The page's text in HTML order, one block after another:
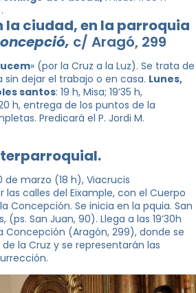
la ciudad, en la parroquia
c/ Aragó, 299
» (por la Cruz a la Luz). Se trata de
sin dejar el trabajo o en casa. Lunes,
santos: 19 h, Misa; 19’35 h,
h, entrega de los puntos de la
Predicará el P. Jordi M.
de marzo (18 h), Viacrucis
las calles del Eixample, con el Cuerpo
Concepción. Se inicia en la pquia. San
(ps. San Juan, 90). Llega a las 19’30h
Concepción (Aragón, 299), donde se
la Cruz y se representarán las